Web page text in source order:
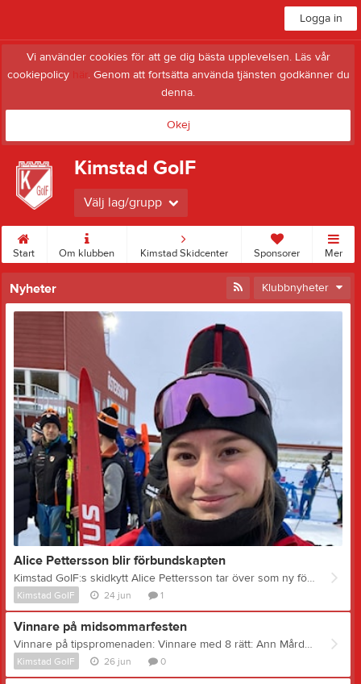
Logga in
Vi använder cookies för att ge dig bästa upplevelsen. Läs vår
cookiepolicy här. Genom att fortsätta använda tjänsten godkänner du
denna.
Okej
Kimstad GoIF
Välj lag/grupp
Start Om klubben Kimstad Skidcenter Sponsorer Mer
Nyheter Klubbnyheter
Alice Pettersson blir förbundskapten
Kimstad GoIF:s skidkytt Alice Pettersson tar över som ny förbundskapten för paralandslaget i längdskidor och skidskytte. 22-åringen från Kimstad har nyligen avslutat sina studier inom idrottsvetenskap på Mittuniversitetet och tidigare i våras avslutade hon sin egen elitkarriär inom skidskytte. Men nu tar en ny karrär fart när hon alltså går in som förbundskapten för paralandslaget. – Det är en fantastisk chans att få jobba med elitidrott och dessutom med skidskytte, vilket ligger mig väldigt varmt om hjärtat. Att få vara med och bidra till utvecklingen – både hos åkarna och inom förbundet – känns väldigt inspirerande. Nu börjar resan mot Paralympics 2030, säger Alice till Parasport Sverige. Alice började träna skidkskytte i Kimstad innan hon ens fyllt tio år. Hon var med när föreningen började med skidskytteverksamhet 2013. Efter nian flyttade Alice till Torsy för att gå skidskyttegymnasiet. Därefter gick flyttlasset vidare till Östersund där hon mixade studierna på Mittuniversitetet med elitsatsning. Genom åren har hon hunnit med såvät ungdoms-OS som JVM och SM, som bland annat resultarade i ett SM-guld i rullskytte i klassen D20-22. Och hela karriären har hon fortsatt tävlat i Kimstadjackan! Stort grattis till ditt nya jobb önskar hela Kimstad GoIF!
Kimstad GoIF 24 jun 1
Vinnare på midsommarfesten
Vinnare på tipspromenaden: Vinnare med 8 rätt: Ann Mårdh Andra pris med 7 rätt och närmast på utslagsfrågan: Hanna Appelqvist Tredje pris med 7 rätt och näst bäst på utslagsfrågan: Ola Lindgren Lottade vinnare i mångkampen: Märta Mollén Georg Fladrich Peter Skoog Grattis till vinnarna! Priserna kommer att levereras till er inom kort.
Kimstad GoIF 26 jun 0